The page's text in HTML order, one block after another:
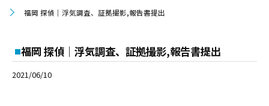
福岡 探偵｜浮気調査、証拠撮影,報告書提出
福岡 探偵｜浮気調査、証拠撮影,報告書提出
2021/06/10